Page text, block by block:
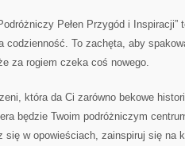
Pełen Przygód i Inspiracji”
codzienność. To zachęta, aby
za rogiem czeka coś nowego.
która da Ci zarówno bekowe
będzie Twoim podróżniczym
się w opowieściach, zainspiruj się na